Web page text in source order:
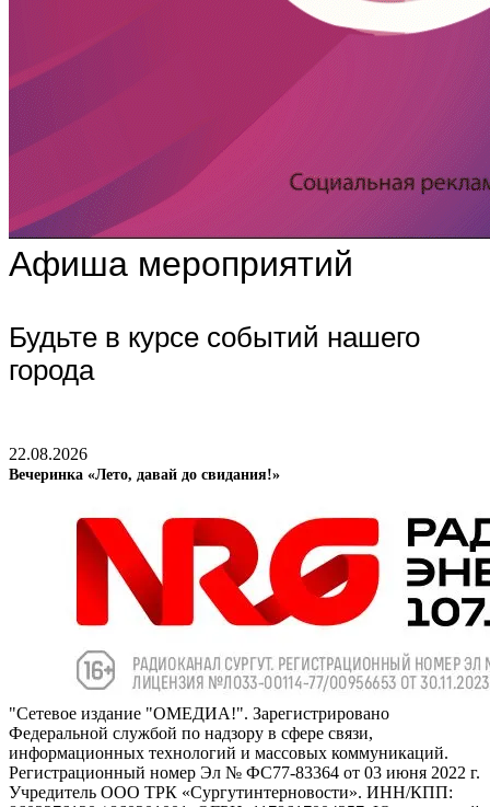
Афиша мероприятий
Будьте в курсе событий нашего
города
22.08.2026
Вечеринка «Лето, давай до свидания!»
"Сетевое издание "ОМЕДИА!". Зарегистрировано
Федеральной службой по надзору в сфере связи,
информационных технологий и массовых коммуникаций.
Регистрационный номер Эл № ФС77-83364 от 03 июня 2022 г.
Учредитель ООО ТРК «Сургутинтерновости». ИНН/КПП: